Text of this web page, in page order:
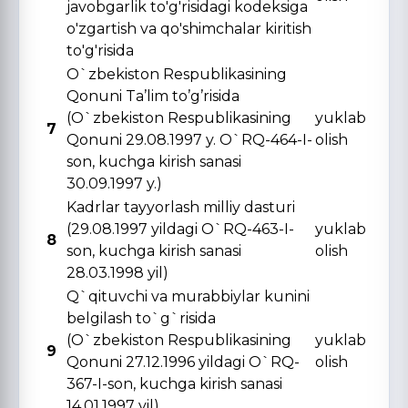
javobgarlik to'g'risidagi kodeksiga
o'zgartish va qo'shimchalar kiritish
to'g'risida
7
O`zbekiston Respublikasining
Qonuni Ta’lim to’g’risida
(O`zbekiston Respublikasining
Qonuni 29.08.1997 y. O`RQ-464-I-
son, kuchga kirish sanasi
30.09.1997 y.)
yuklab
olish
8
Kadrlar tayyorlash milliy dasturi
(29.08.1997 yildagi O`RQ-463-I-
son, kuchga kirish sanasi
28.03.1998 yil)
yuklab
olish
9
Q`qituvchi va murabbiylar kunini
belgilash to`g`risida
(O`zbekiston Respublikasining
Qonuni 27.12.1996 yildagi O`RQ-
367-I-son, kuchga kirish sanasi
yuklab
olish